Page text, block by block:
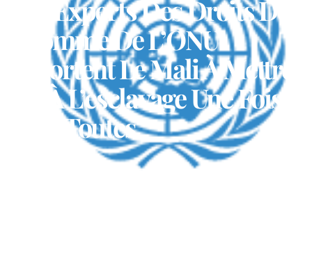
Des Experts Des Droits De
L’homme De L’ONU
Exhortent Le Mali À Mettre
Fin À L’esclavage Une Fois
Pour Toutes